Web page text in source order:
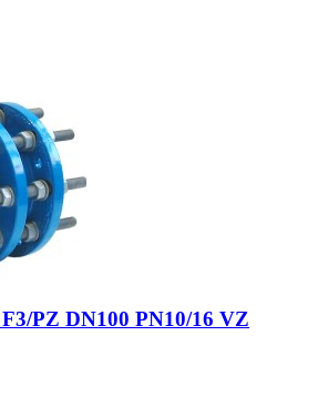
PZ DN100 PN10/16 VZ